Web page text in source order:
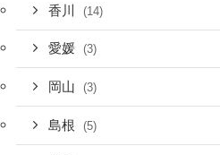
香川 (14)
愛媛 (3)
岡山 (3)
島根 (5)